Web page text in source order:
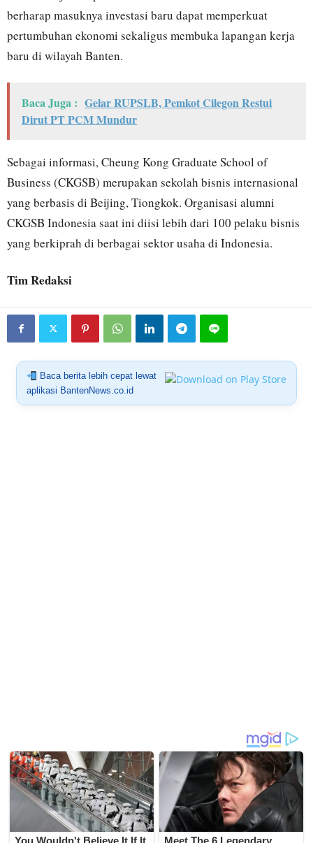
berharap masuknya investasi baru dapat memperkuat
pertumbuhan ekonomi sekaligus membuka lapangan kerja
baru di wilayah Banten.
Baca Juga : Gelar RUPSLB, Pemkot Cilegon Restui
Dirut PT PCM Mundur
Sebagai informasi, Cheung Kong Graduate School of
Business (CKGSB) merupakan sekolah bisnis internasional
yang berbasis di Beijing, Tiongkok. Organisasi alumni
CKGSB Indonesia saat ini diisi lebih dari 100 pelaku bisnis
yang berkiprah di berbagai sektor usaha di Indonesia.
Tim Redaksi
Baca berita lebih cepat lewat
aplikasi BantenNews.co.id